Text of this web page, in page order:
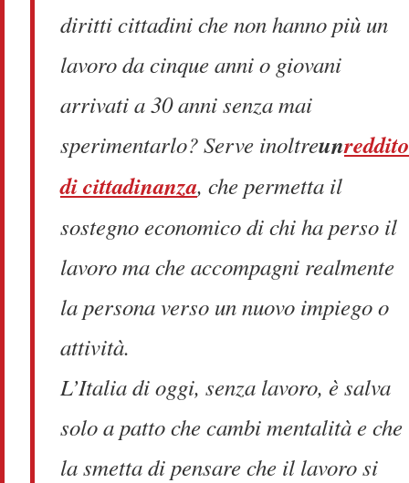
diritti cittadini che non hanno più un
lavoro da cinque anni o giovani
arrivati a 30 anni senza mai
sperimentarlo? Serve inoltreunreddito
di cittadinanza, che permetta il
sostegno economico di chi ha perso il
lavoro ma che accompagni realmente
la persona verso un nuovo impiego o
attività.
L’Italia di oggi, senza lavoro, è salva
solo a patto che cambi mentalità e che
la smetta di pensare che il lavoro si